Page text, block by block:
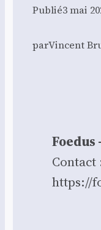
Publié3 mai
parVincent
Contact
https://